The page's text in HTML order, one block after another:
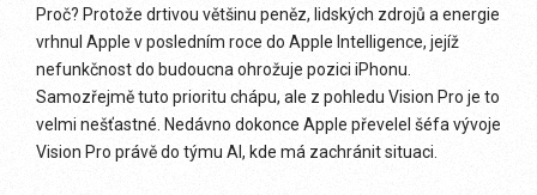
Proč? Protože drtivou většinu peněz, lidských zdrojů a energie
vrhnul Apple v posledním roce do Apple Intelligence, jejíž
nefunkčnost do budoucna ohrožuje pozici iPhonu.
Samozřejmě tuto prioritu chápu, ale z pohledu Vision Pro je to
velmi nešťastné. Nedávno dokonce Apple převelel šéfa vývoje
Vision Pro právě do týmu AI, kde má zachránit situaci.